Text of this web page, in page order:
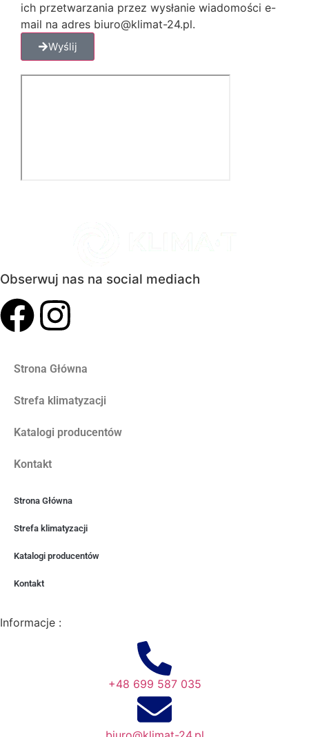
ich przetwarzania przez wysłanie wiadomości e-
mail na adres biuro@klimat-24.pl.
Wyślij
Obserwuj nas na social mediach
Strona Główna
Strefa klimatyzacji
Katalogi producentów
Kontakt
Strona Główna
Strefa klimatyzacji
Katalogi producentów
Kontakt
Informacje :
+48 699 587 035